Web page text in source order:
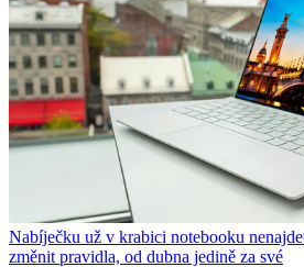
Nabíječku už v krabici notebooku
změnit pravidla, od dubna jedině za své